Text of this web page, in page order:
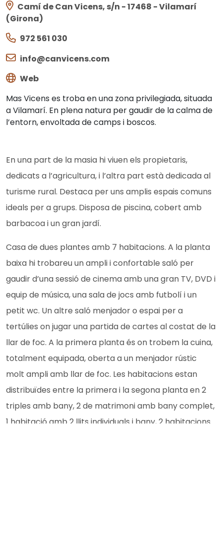
Camí de Can Vicens, s/n - 17468 - Vilamarí
(Girona)
972 561 030
info@canvicens.com
Web
Mas Vicens es troba en una zona privilegiada, situada
a Vilamarí. En plena natura per gaudir de la calma de
l’entorn, envoltada de camps i boscos.
En una part de la masia hi viuen els propietaris,
dedicats a l’agricultura, i l’altra part està dedicada al
turisme rural. Destaca per uns amplis espais comuns
ideals per a grups. Disposa de piscina, cobert amb
barbacoa i un gran jardí.
Casa de dues plantes amb 7 habitacions. A la planta
baixa hi trobareu un ampli i confortable saló per
gaudir d’una sessió de cinema amb una gran TV, DVD i
equip de música, una sala de jocs amb futbolí i un
petit wc. Un altre saló menjador o espai per a
tertúlies on jugar una partida de cartes al costat de la
llar de foc. A la primera planta és on trobem la cuina,
totalment equipada, oberta a un menjador rústic
molt ampli amb llar de foc. Les habitacions estan
distribuïdes entre la primera i la segona planta en 2
triples amb bany, 2 de matrimoni amb bany complet,
1 habitació amb 2 llits individuals i bany, 2 habitacions